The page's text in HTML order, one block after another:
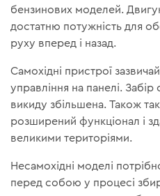
бензинових моделей.
достатню потужність для
руху вперед і назад.
Самохідні пристрої
управління на панелі.
викиду збільшена. Також
розширений функціонал і
великими територіями.
Несамохідні моделі
перед собою у процесі